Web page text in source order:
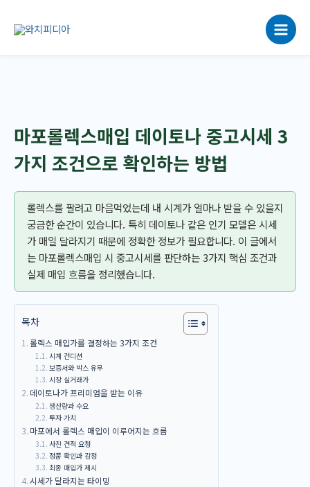
로
마포롤렉스매입 데이토나 중고시세 3
가지 조건으로 확인하는 방법
롤렉스를 팔려고 마음먹었는데 내 시계가 얼마나 받을 수 있을지
궁금한 순간이 있습니다. 특히 데이토나 같은 인기 모델은 시세
가 매일 달라지기 때문에 정확한 정보가 필요합니다. 이 글에서
는 마포롤렉스매입 시 중고시세를 판단하는 3가지 핵심 조건과
실제 매입 흐름을 정리했습니다.
목차
롤렉스 매입가를 결정하는 3가지 조건
시계 컨디션
보증서와 박스 유무
시장 실거래가
데이토나가 프리미엄을 받는 이유
생산량과 수요
투자 가치
마포에서 롤렉스 매입이 이루어지는 흐름
사진 견적 요청
정품 확인과 감정
최종 매입가 제시
시세가 달라지는 타이밍